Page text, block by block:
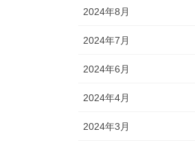
2024年8月
2024年7月
2024年6月
2024年4月
2024年3月